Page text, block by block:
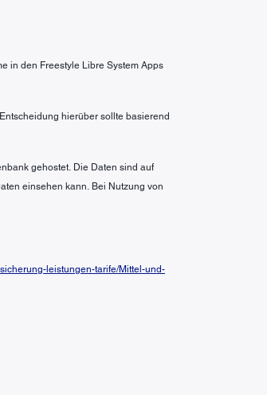
in den Freestyle Libre System Apps
hierüber sollte basierend
gehostet. Die Daten sind auf
einsehen kann. Bei Nutzung von
leistungen-tarife/Mittel-und-